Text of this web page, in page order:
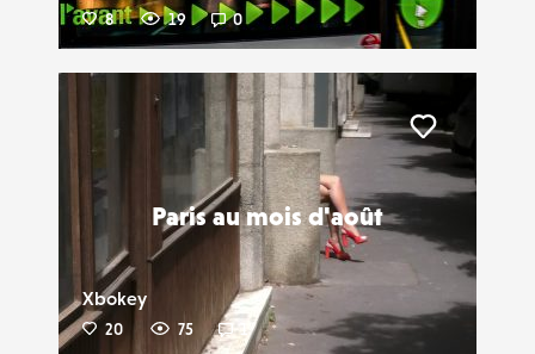
8 19 0
Paris au mois d'août
Xbokey
20 75 1